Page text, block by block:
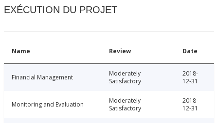
EXÉCUTION DU PROJET
Name Review Date
Financial Management
Moderately
Satisfactory
2018-
12-31
Monitoring and Evaluation
Moderately
Satisfactory
2018-
12-31